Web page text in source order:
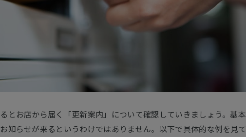
とお店から届く「更新案内」について確認していきましょう。基本
知らせが来るというわけではありません。以下で具体的な例を見て